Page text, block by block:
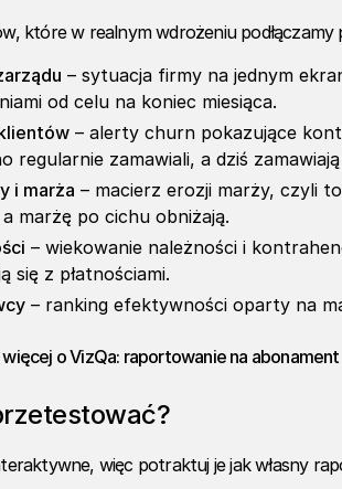
które w realnym wdrożeniu podłączamy
– sytuacja firmy na jednym
od celu na koniec miesiąca.
– alerty churn pokazujące
regularnie zamawiali, a dziś
i marża – macierz erozji marży, czyli
marżę po cichu obniżają.
– wiekowanie należności i
się z płatnościami.
– ranking efektywności oparty na
o VizQa: raportowanie na abonament
więc potraktuj je jak własny